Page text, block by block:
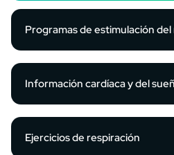
Programas de estimulación
Información cardíaca y del
Ejercicios de respiración